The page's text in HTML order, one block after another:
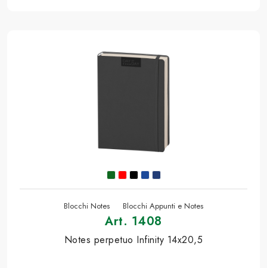
Blocchi Notes Blocchi Appunti e Notes
Art. 1408
Notes perpetuo Infinity 14x20,5